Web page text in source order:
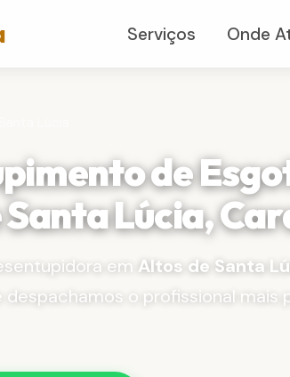
Serviços Onde
de
Lúcia,
em Altos de Santa
despachamos o profissional mais